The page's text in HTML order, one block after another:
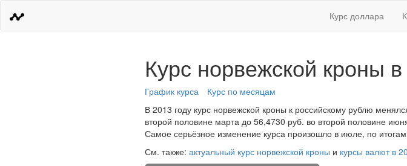
Курс доллара
Курс норвежской кроны
График курса
Курс по месяцам
В 2013 году курс норвежской кроны к российскому рублю
второй половине марта до 56,4730 руб. во второй половине
Самое серьёзное изменение курса произошло в июле, по
См. также: актуальный курс норвежской кроны и курсы валют в